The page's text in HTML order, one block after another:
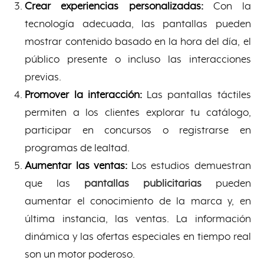
Crear experiencias personalizadas:Con la
tecnología adecuada, las pantallas pueden
mostrar contenido basado en la hora del día, el
público presente o incluso las interacciones
previas.
Promover la interacción:Las pantallas táctiles
permiten a los clientes explorar tu catálogo,
participar en concursos o registrarse en
programas de lealtad.
Aumentar las ventas:Los estudios demuestran
que las pantallas publicitarias
pueden
aumentar el conocimiento de la marca y, en
última instancia, las ventas. La información
dinámica y las ofertas especiales en tiempo real
son un motor poderoso.